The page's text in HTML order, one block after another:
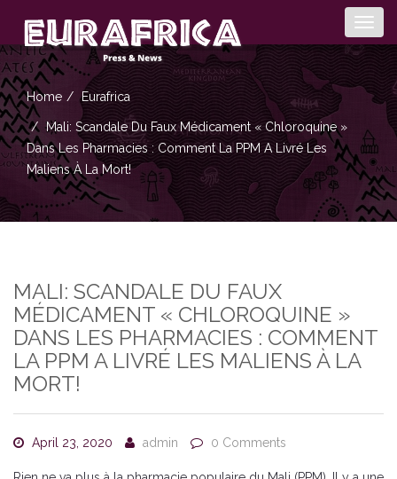
Home Eurafrica
Mali: Scandale Du Faux Médicament « Chloroquine »
Dans Les Pharmacies : Comment La PPM A Livré Les
Maliens À La Mort!
MALI: SCANDALE DU FAUX
MÉDICAMENT « CHLOROQUINE »
DANS LES PHARMACIES : COMMENT
LA PPM A LIVRÉ LES MALIENS À LA
MORT!
April 23, 2020 admin 0 Comments